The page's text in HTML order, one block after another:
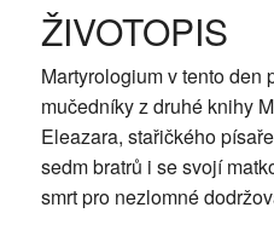
ŽIVOTOPIS
Martyrologium v tento den
mučedníky z druhé knihy
Eleazara, stařičkého
sedm bratrů i se svojí
smrt pro nezlomné